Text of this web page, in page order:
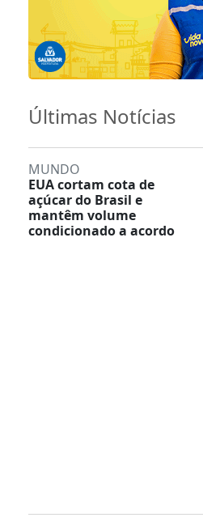
Últimas Notícias
MUNDO
EUA cortam cota de
açúcar do Brasil e
mantêm volume
condicionado a acordo